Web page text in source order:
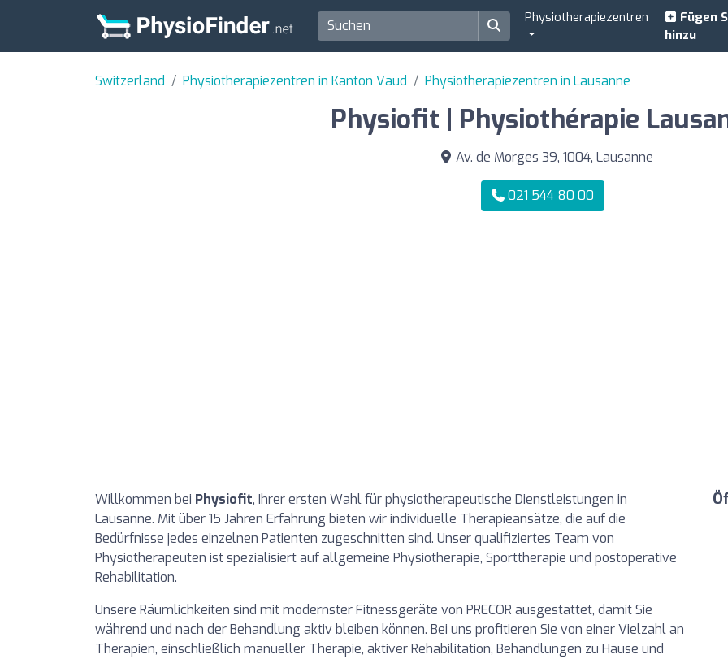
Physiotherapiezentren
Fügen
hinzu
Switzerland Physiotherapiezentren in Kanton Vaud Physiotherapiezentren in Lausanne
Physiofit | Physiothérapie
Av. de Morges 39, 1004, Lausanne
021 544 80 00
Willkommen bei Physiofit, Ihrer ersten Wahl für physiotherapeutische Dienstleistungen in
Lausanne. Mit über 15 Jahren Erfahrung bieten wir individuelle Therapieansätze, die auf die
Bedürfnisse jedes einzelnen Patienten zugeschnitten sind. Unser qualifiziertes Team von
Physiotherapeuten ist spezialisiert auf allgemeine Physiotherapie, Sporttherapie und postoperative
Rehabilitation.
Unsere Räumlichkeiten sind mit modernster Fitnessgeräte von PRECOR ausgestattet, damit Sie
während und nach der Behandlung aktiv bleiben können. Bei uns profitieren Sie von einer Vielzahl an
Therapien, einschließlich manueller Therapie, aktiver Rehabilitation, Behandlungen zu Hause und